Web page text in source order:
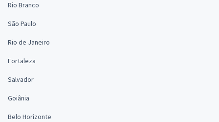
Rio Branco
São Paulo
Rio de Janeiro
Fortaleza
Salvador
Goiânia
Belo Horizonte